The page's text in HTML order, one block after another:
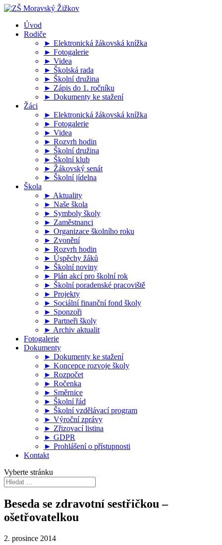
Úvod
Rodiče
► Elektronická žákovská knížka
► Fotogalerie
► Videa
► Školská rada
► Školní družina
► Zápis do 1. ročníku
► Dokumenty ke stažení
Žáci
► Elektronická žákovská knížka
► Fotogalerie
► Videa
► Rozvrh hodin
► Školní družina
► Školní klub
► Žákovský senát
► Školní jídelna
Škola
► Aktuality
► Naše škola
► Symboly školy
► Zaměstnanci
► Organizace školního roku
► Zvonění
► Rozvrh hodin
► Úspěchy žáků
► Školní noviny
► Plán akcí pro školní rok
► Školní poradenské pracoviště
► Projekty
► Sociální finanční fond školy
► Sponzoři
► Partneři školy
► Archiv aktualit
Fotogalerie
Dokumenty
► Dokumenty ke stažení
► Koncepce rozvoje školy
► Rozpočet
► Ročenka
► Směrnice
► Školní řád
► Školní vzdělávací program
► Výroční zprávy
► Zřizovací listina
► GDPR
► Prohlášení o přístupnosti
Kontakt
Vyberte stránku
Beseda se zdravotní sestřičkou –
ošetřovatelkou
2. prosince 2014